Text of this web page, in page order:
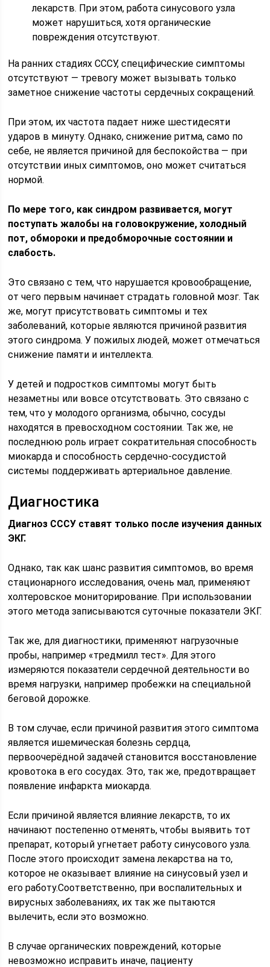
лекарств. При этом, работа синусового узла
может нарушиться, хотя органические
повреждения отсутствуют.
На ранних стадиях СССУ, специфические симптомы
отсутствуют — тревогу может вызывать только
заметное снижение частоты сердечных сокращений.
При этом, их частота падает ниже шестидесяти
ударов в минуту. Однако, снижение ритма, само по
себе, не является причиной для беспокойства — при
отсутствии иных симптомов, оно может считаться
нормой.
По мере того, как синдром развивается, могут
поступать жалобы на головокружение, холодный
пот, обмороки и предобморочные состоянии и
слабость.
Это связано с тем, что нарушается кровообращение,
от чего первым начинает страдать головной мозг. Так
же, могут присутствовать симптомы и тех
заболеваний, которые являются причиной развития
этого синдрома. У пожилых людей, может отмечаться
снижение памяти и интеллекта.
У детей и подростков симптомы могут быть
незаметны или вовсе отсутствовать. Это связано с
тем, что у молодого организма, обычно, сосуды
находятся в превосходном состоянии. Так же, не
последнюю роль играет сократительная способность
миокарда и способность сердечно-сосудистой
системы поддерживать артериальное давление.
Диагностика
Диагноз СССУ ставят только после изучения данных
ЭКГ.
Однако, так как шанс развития симптомов, во время
стационарного исследования, очень мал, применяют
холтеровское мониторирование. При использовании
этого метода записываются суточные показатели ЭКГ.
Так же, для диагностики, применяют нагрузочные
пробы, например «тредмилл тест». Для этого
измеряются показатели сердечной деятельности во
время нагрузки, например пробежки на специальной
беговой дорожке.
В том случае, если причиной развития этого симптома
является ишемическая болезнь сердца,
первоочерёдной задачей становится восстановление
кровотока в его сосудах. Это, так же, предотвращает
появление инфаркта миокарда.
Если причиной является влияние лекарств, то их
начинают постепенно отменять, чтобы выявить тот
препарат, который угнетает работу синусового узла.
После этого происходит замена лекарства на то,
которое не оказывает влияние на синусовый узел и
его работу.Соответственно, при воспалительных и
вирусных заболеваниях, их так же пытаются
вылечить, если это возможно.
В случае органических повреждений, которые
невозможно исправить иначе, пациенту